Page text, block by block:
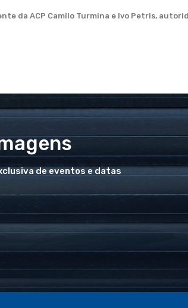
da ACP Camilo Turmina e Ivo Petris,
de eventos e datas